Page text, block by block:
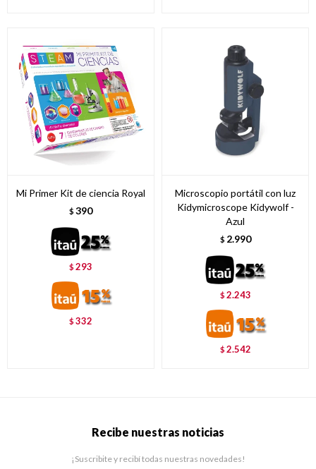
Mi Primer Kit de ciencia Royal
$ 390
$293
$332
Microscopio portátil con luz
Kidymicroscope Kidywolf -
Azul
$ 2.990
$2.243
$2.542
Recibe nuestras noticias
¡Suscribite y recibí todas nuestras novedades!